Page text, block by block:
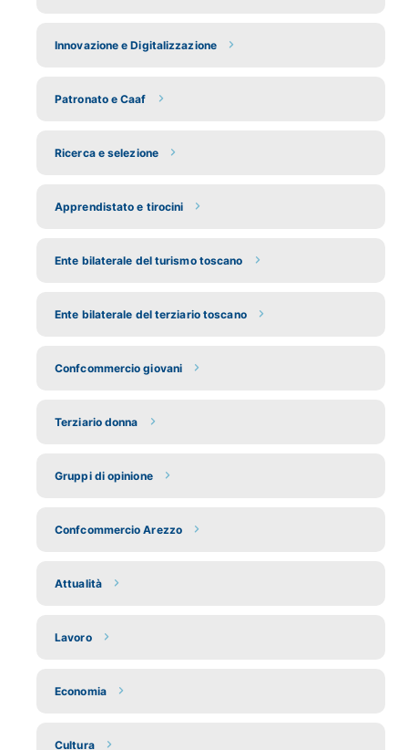
Innovazione e Digitalizzazione
Patronato e Caaf
Ricerca e selezione
Apprendistato e tirocini
Ente bilaterale del turismo toscano
Ente bilaterale del terziario toscano
Confcommercio giovani
Terziario donna
Gruppi di opinione
Confcommercio Arezzo
Attualità
Lavoro
Economia
Cultura